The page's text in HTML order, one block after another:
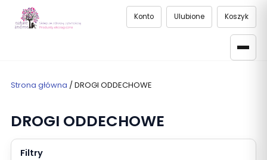
Konto Ulubione Koszyk
Strona główna / DROGI ODDECHOWE
DROGI ODDECHOWE
Filtry